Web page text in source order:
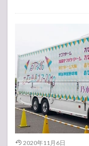
2020年11月6日